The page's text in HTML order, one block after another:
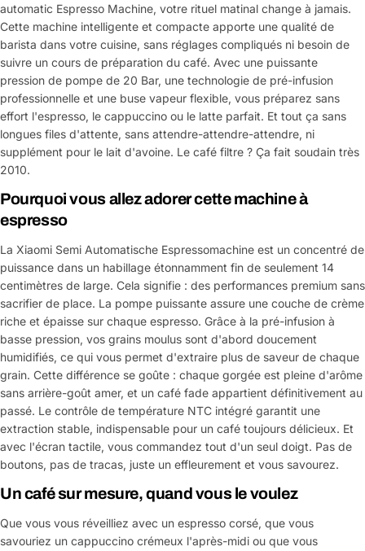
automatic Espresso Machine, votre rituel matinal change à jamais.
Cette machine intelligente et compacte apporte une qualité de
barista dans votre cuisine, sans réglages compliqués ni besoin de
suivre un cours de préparation du café. Avec une puissante
pression de pompe de 20 Bar, une technologie de pré-infusion
professionnelle et une buse vapeur flexible, vous préparez sans
effort l'espresso, le cappuccino ou le latte parfait. Et tout ça sans
longues files d'attente, sans attendre-attendre-attendre, ni
supplément pour le lait d'avoine. Le café filtre ? Ça fait soudain très
2010.
Pourquoi vous allez adorer cette machine à
espresso
La Xiaomi Semi Automatische Espressomachine est un concentré de
puissance dans un habillage étonnamment fin de seulement 14
centimètres de large. Cela signifie : des performances premium sans
sacrifier de place. La pompe puissante assure une couche de crème
riche et épaisse sur chaque espresso. Grâce à la pré-infusion à
basse pression, vos grains moulus sont d'abord doucement
humidifiés, ce qui vous permet d'extraire plus de saveur de chaque
grain. Cette différence se goûte : chaque gorgée est pleine d'arôme
sans arrière-goût amer, et un café fade appartient définitivement au
passé. Le contrôle de température NTC intégré garantit une
extraction stable, indispensable pour un café toujours délicieux. Et
avec l'écran tactile, vous commandez tout d'un seul doigt. Pas de
boutons, pas de tracas, juste un effleurement et vous savourez.
Un café sur mesure, quand vous le voulez
Que vous vous réveilliez avec un espresso corsé, que vous
savouriez un cappuccino crémeux l'après-midi ou que vous